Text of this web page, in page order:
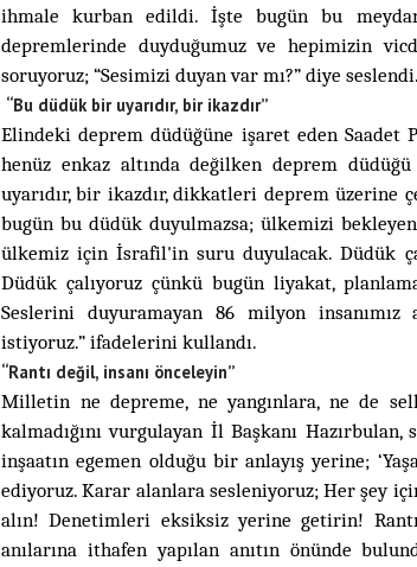
ihmale kurban edildi. İşte bugün bu
depremlerinde duyduğumuz ve hepimizin
soruyoruz; “Sesimizi duyan var mı?” diye seslendi.
“Bu düdük bir uyarıdır, bir ikazdır”
Elindeki deprem düdüğüne işaret eden Saadet
henüz enkaz altında değilken deprem
uyarıdır, bir ikazdır, dikkatleri deprem üzerine
bugün bu düdük duyulmazsa; ülkemizi
ülkemiz için İsrafil'in suru duyulacak. Düdük
Düdük çalıyoruz çünkü bugün liyakat,
Seslerini duyuramayan 86 milyon
istiyoruz.” ifadelerini kullandı.
“Rantı değil, insanı önceleyin”
Milletin ne depreme, ne yangınlara, ne de
kalmadığını vurgulayan İl Başkanı
inşaatın egemen olduğu bir anlayış yerine;
ediyoruz. Karar alanlara sesleniyoruz; Her şey
alın! Denetimleri eksiksiz yerine getirin!
anılarına ithafen yapılan anıtın önünde